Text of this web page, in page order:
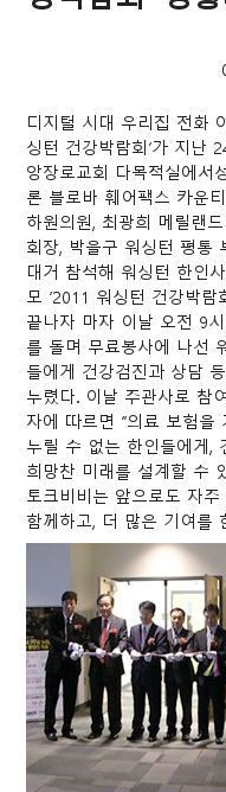
디지털 시대 우리집 전화
싱턴 건강박람회’가 지난
앙장로교회 다목적실에서
론 블로바 훼어팩스 카운
하원의원, 최광희 메릴랜
회장, 박을구 워싱턴 평통
대거 참석해 워싱턴 한인
모 ‘2011 워싱턴 건강박람
끝나자 마자 이날 오전 9
를 돌며 무료봉사에 나선
들에게 건강검진과 상담
누렸다. 이날 주관사로 참
자에 따르면 “의료 보험을
누릴 수 없는 한인들에게,
희망찬 미래를 설계할 수
토크비비는 앞으로도 자
함께하고, 더 많은 기여를